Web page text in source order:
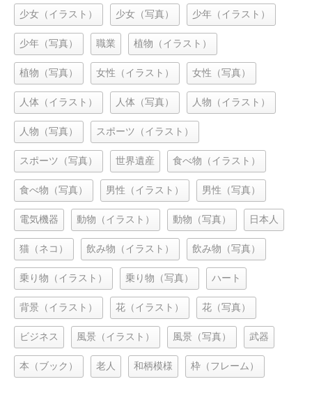
少女（イラスト） 少女（写真） 少年（イラスト）
少年（写真） 職業 植物（イラスト）
植物（写真） 女性（イラスト） 女性（写真）
人体（イラスト） 人体（写真） 人物（イラスト）
人物（写真） スポーツ（イラスト）
スポーツ（写真） 世界遺産 食べ物（イラスト）
食べ物（写真） 男性（イラスト） 男性（写真）
電気機器 動物（イラスト） 動物（写真） 日本人
猫（ネコ） 飲み物（イラスト） 飲み物（写真）
乗り物（イラスト） 乗り物（写真） ハート
背景（イラスト） 花（イラスト） 花（写真）
ビジネス 風景（イラスト） 風景（写真） 武器
本（ブック） 老人 和柄模様 枠（フレーム）